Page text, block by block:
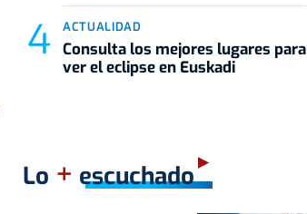
ACTUALIDAD
Consulta los mejores lugares para
ver el eclipse en Euskadi
Lo + escuchado